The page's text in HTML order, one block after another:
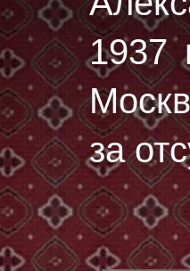
1937
за